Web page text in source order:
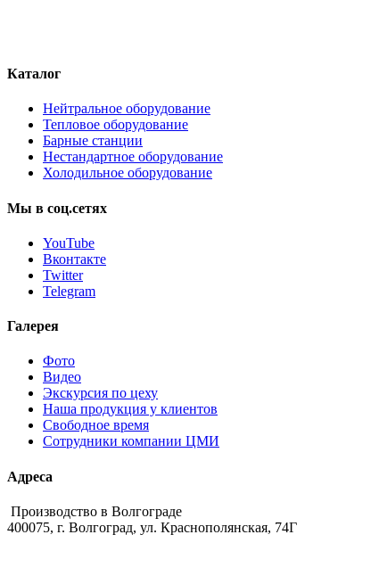
Каталог
Нейтральное оборудование
Тепловое оборудование
Барные станции
Нестандартное оборудование
Холодильное оборудование
Мы в соц.сетях
YouTube
Вконтакте
Twitter
Telegram
Галерея
Фото
Видео
Экскурсия по цеху
Наша продукция у клиентов
Свободное время
Сотрудники компании ЦМИ
Адреса
Производство в Волгограде
400075, г. Волгоград, ул. Краснополянская, 74Г